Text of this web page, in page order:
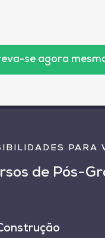
se agora
PARA
de Pós-